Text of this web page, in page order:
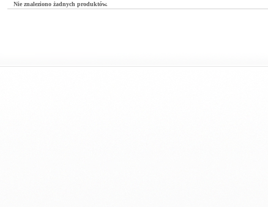
Nie znaleziono żadnych produktów.